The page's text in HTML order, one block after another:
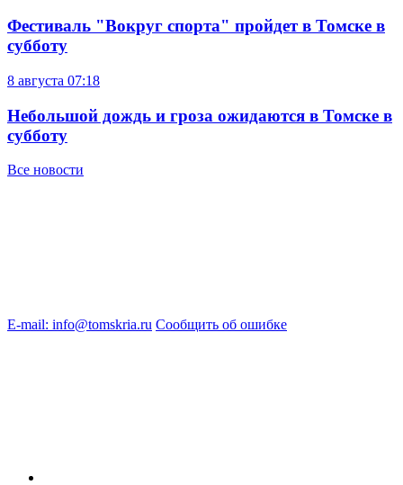
Фестиваль "Вокруг спорта" пройдет в Томске в
субботу
8 августа 07:18
Небольшой дождь и гроза ожидаются в Томске в
субботу
Все новости
E-mail: info@tomskria.ru Сообщить об ошибке